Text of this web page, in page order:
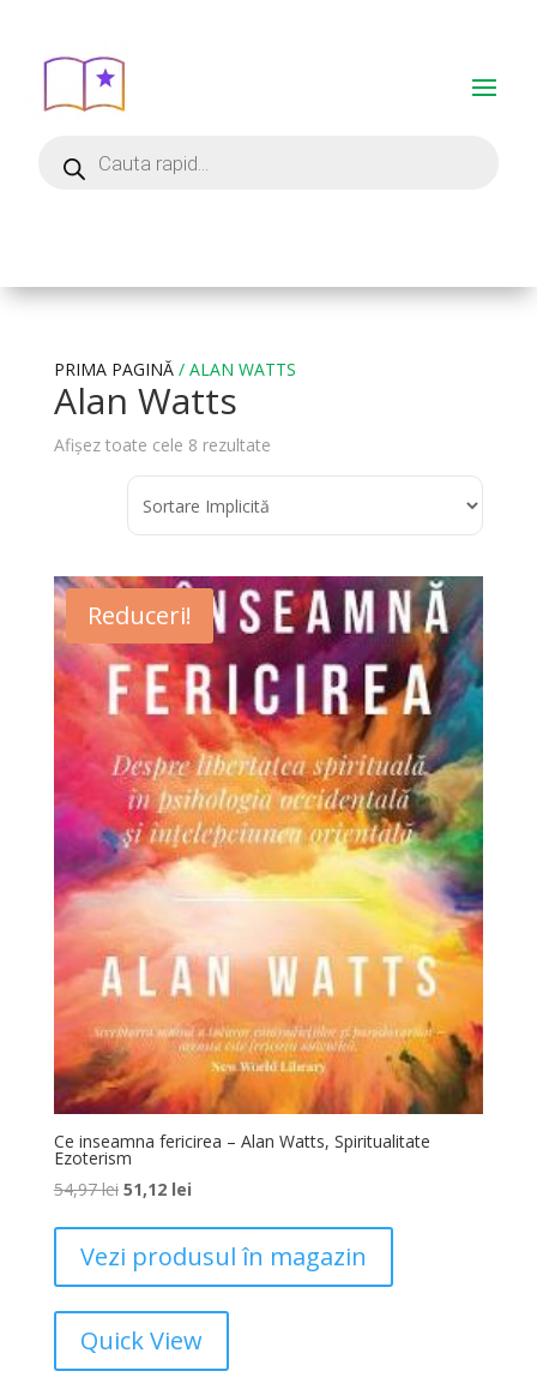
PRIMA PAGINĂ/ ALAN WATTS
Alan Watts
Afișez toate cele 8 rezultate
Reduceri!
Ce inseamna fericirea – Alan Watts, Spiritualitate
Ezoterism
54,97lei 51,12 lei
Vezi produsul în magazin
Quick View